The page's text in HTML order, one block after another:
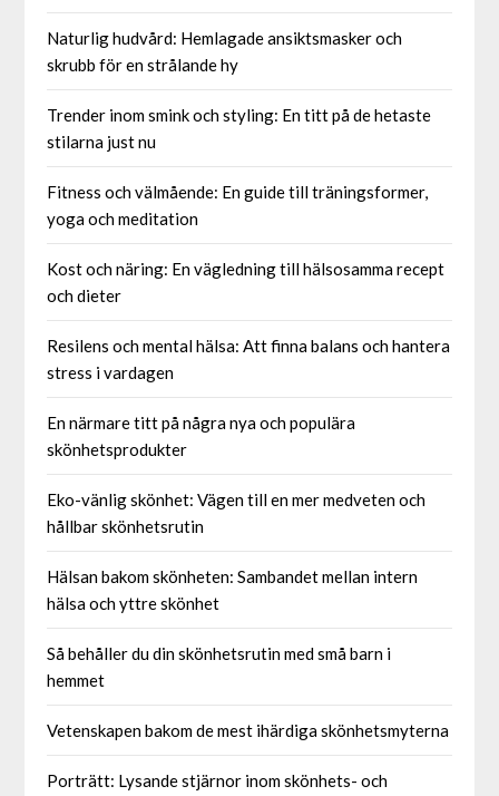
Naturlig hudvård: Hemlagade ansiktsmasker och
skrubb för en strålande hy
Trender inom smink och styling: En titt på de hetaste
stilarna just nu
Fitness och välmående: En guide till träningsformer,
yoga och meditation
Kost och näring: En vägledning till hälsosamma recept
och dieter
Resilens och mental hälsa: Att finna balans och hantera
stress i vardagen
En närmare titt på några nya och populära
skönhetsprodukter
Eko-vänlig skönhet: Vägen till en mer medveten och
hållbar skönhetsrutin
Hälsan bakom skönheten: Sambandet mellan intern
hälsa och yttre skönhet
Så behåller du din skönhetsrutin med små barn i
hemmet
Vetenskapen bakom de mest ihärdiga skönhetsmyterna
Porträtt: Lysande stjärnor inom skönhets- och